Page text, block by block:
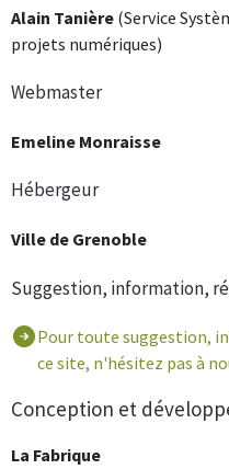
Alain Tanière (Service
projets numériques)
Webmaster
Emeline Monraisse
Hébergeur
Ville de Grenoble
Suggestion, information,
Pour toute suggestion,
ce site, n'hésitez pas à
Conception et
La Fabrique